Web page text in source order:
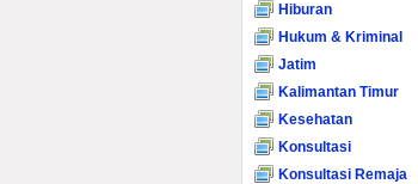
Hiburan
Hukum & Kriminal
Jatim
Kalimantan Timur
Kesehatan
Konsultasi
Konsultasi Remaja